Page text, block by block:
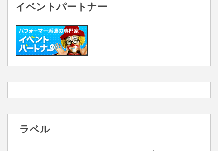
イベントパートナー
ラベル